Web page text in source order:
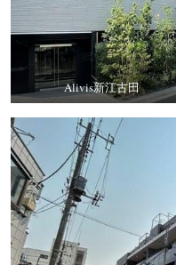
Alivis新江古田